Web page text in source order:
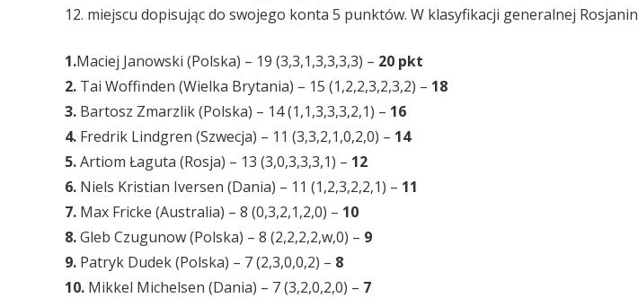
12. miejscu dopisując do swojego konta 5 punktów. W klasyfikacji generalnej
1.Maciej Janowski (Polska) – 19 (3,3,1,3,3,3,3) – 20 pkt
2. Tai Woffinden (Wielka Brytania) – 15 (1,2,2,3,2,3,2) – 18
3. Bartosz Zmarzlik (Polska) – 14 (1,1,3,3,3,2,1) – 16
4. Fredrik Lindgren (Szwecja) – 11 (3,3,2,1,0,2,0) – 14
5.Artiom Łaguta (Rosja) – 13 (3,0,3,3,3,1) – 12
6. Niels Kristian Iversen (Dania) – 11 (1,2,3,2,2,1) – 11
7. Max Fricke (Australia) – 8 (0,3,2,1,2,0) – 10
8.Gleb Czugunow (Polska) – 8 (2,2,2,2,w,0) – 9
9. Patryk Dudek (Polska) – 7 (2,3,0,0,2) – 8
10. Mikkel Michelsen (Dania) – 7 (3,2,0,2,0) – 7